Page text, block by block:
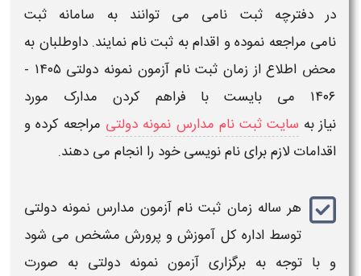
در دفترچهثبت نامی می توانند به سامانه ثبت
نامی مراجعه نموده و اقدام به ثبت نام نمایند. داوطلبان به
محض اطلاع از زمان ثبت نام آزمون نمونه دولتی
​​۱۴۰۵ -
۱۴۰۶ می بایست با فراهم کردن مدارک مورد
نیاز به سایت ثبت نام مدارس نمونه دولتی مراجعه کرده و
اقدامات لازم برای نام نویسی خود را انجام می دهند.
هر ساله زمان ثبت نام آزمون مدارس نمونه دولتی
توسط اداره کل آموزش و پرورش مشخص می شود
و با توجه به برگزاری آزمون نمونه دولتی به صورت